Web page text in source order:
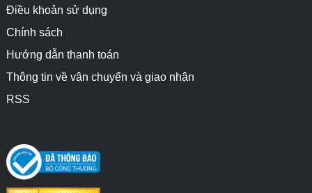
Điều khoản sử dụng
Chính sách
Hướng dẫn thanh toán
Thông tin về vận chuyển và giao nhận
RSS